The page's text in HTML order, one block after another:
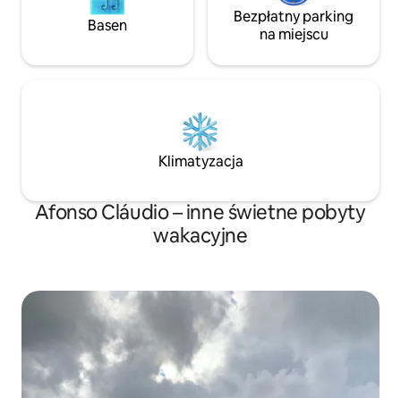
Basen
Bezpłatny parking
na miejscu
Klimatyzacja
Afonso Cláudio – inne świetne pobyty
wakacyjne